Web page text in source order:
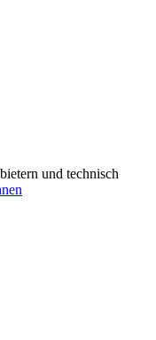
und technisch